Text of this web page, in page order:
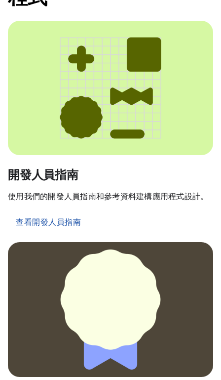
開發人員指南
使用我們的開發人員指南和參考資料建構應用程式設計。
查看開發人員指南